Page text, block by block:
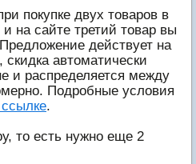
покупке двух товаров в
на сайте третий товар вы
действует на
автоматически
и распределяется между
Подробные условия
ссылке.
то есть нужно еще 2